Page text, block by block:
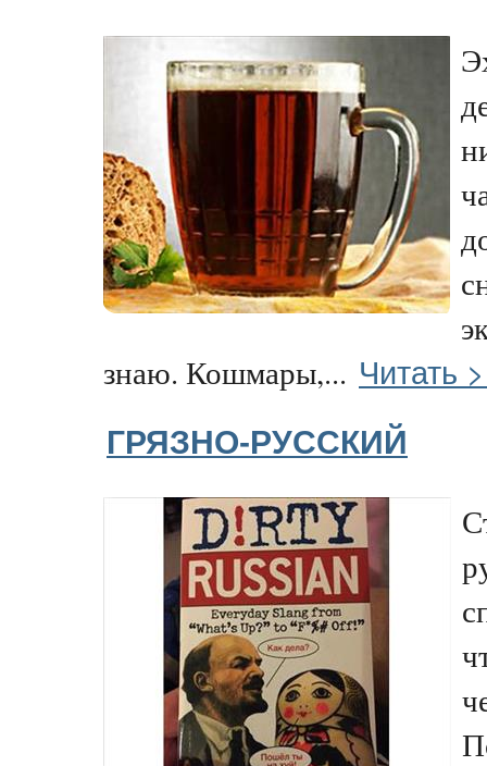
знаю. Кошмары,... Читать
ГРЯЗНО-РУССКИЙ